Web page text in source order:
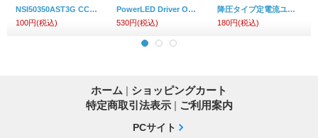
NSI50350AST3G CCR ONSemi
100円(税込)
PowerLED Driver OSMR16-W1231
530円(税込)
降圧タイプ定電流ユニット600mA
180円(税込)
ホーム | ショッピングカート
特定商取引法表示 | ご利用案内
PCサイト